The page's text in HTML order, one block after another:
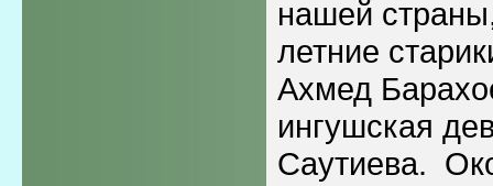
нашей
летние
Ахмед
ингушская
Саутиева.